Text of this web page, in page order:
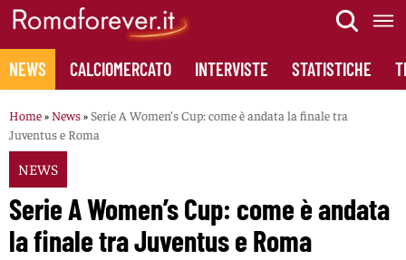
Skip
content
NEWS CALCIOMERCATO INTERVISTE STATISTICHE
Home» News»Serie A Women’s Cup: come è andata la finale tra
Juventus e Roma
NEWS
Serie A Women’s Cup: come è andata
la finale tra Juventus e Roma